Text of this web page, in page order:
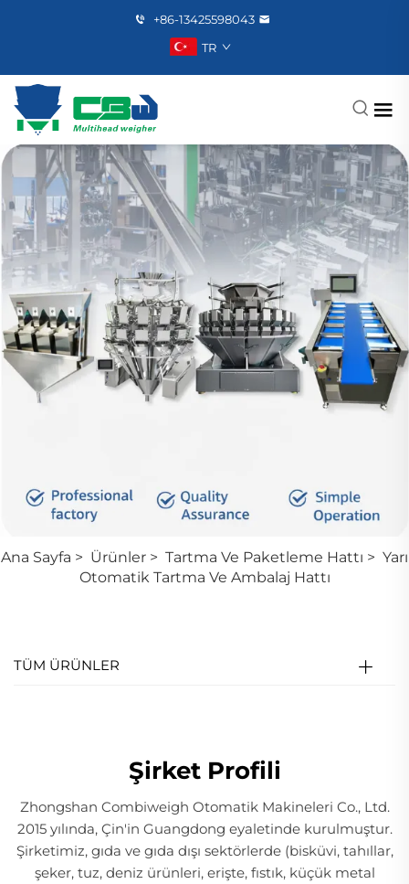
+86-13425598043
TR
Ana Sayfa > Ürünler > Tartma Ve Paketleme Hattı > Yarı
Otomatik Tartma Ve Ambalaj Hattı
TÜM ÜRÜNLER
Şirket Profili
Zhongshan Combiweigh Otomatik Makineleri Co., Ltd.
2015 yılında, Çin'in Guangdong eyaletinde kurulmuştur.
Şirketimiz, gıda ve gıda dışı sektörlerde (bisküvi, tahıllar,
şeker, tuz, deniz ürünleri, erişte, fıstık, küçük metal